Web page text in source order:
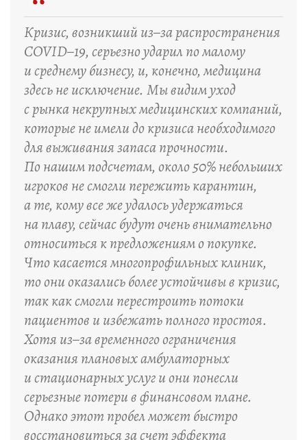
Кризис, возникший из–за распространения
COVID–19, серьезно ударил по малому
и среднему бизнесу, и, конечно, медицина
здесь не исключение. Мы видим уход
с рынка некрупных медицинских компаний,
которые не имели до кризиса необходимого
для выживания запаса прочности.
По нашим подсчетам, около 50% небольших
игроков не смогли пережить карантин,
а те, кому все же удалось удержаться
на плаву, сейчас будут очень внимательно
относиться к предложениям о покупке.
Что касается многопрофильных клиник,
то они оказались более устойчивы в кризис,
так как смогли перестроить потоки
пациентов и избежать полного простоя.
Хотя из–за временного ограничения
оказания плановых амбулаторных
и стационарных услуг и они понесли
серьезные потери в финансовом плане.
Однако этот пробел может быстро
восстановиться за счет эффекта